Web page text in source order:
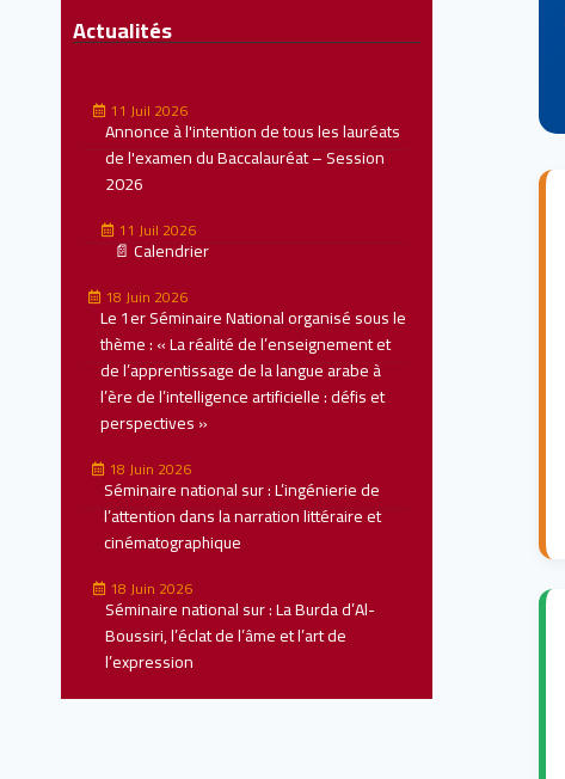
Actualités
11 Juil 2026
Annonce à l'intention de tous les lauréats
de l'examen du Baccalauréat – Session
2026
11 Juil 2026
📄 Calendrier
18 Juin 2026
Le 1er Séminaire National organisé sous le
thème : « La réalité de l’enseignement et
de l’apprentissage de la langue arabe à
l’ère de l’intelligence artificielle : défis et
perspectives »
18 Juin 2026
Séminaire national sur : L’ingénierie de
l’attention dans la narration littéraire et
cinématographique
18 Juin 2026
Séminaire national sur : La Burda d’Al-
Boussiri, l’éclat de l’âme et l’art de
l’expression